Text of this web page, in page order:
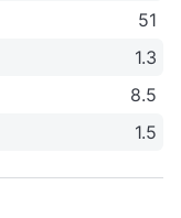
51
1.3
8.5
1.5